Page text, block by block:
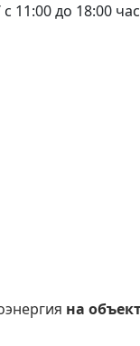
с 11:00 до 18:00
на